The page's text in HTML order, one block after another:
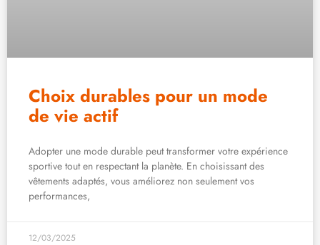
Choix durables pour un mode
de vie actif
Adopter une mode durable peut transformer votre expérience
sportive tout en respectant la planète. En choisissant des
vêtements adaptés, vous améliorez non seulement vos
performances,
12/03/2025